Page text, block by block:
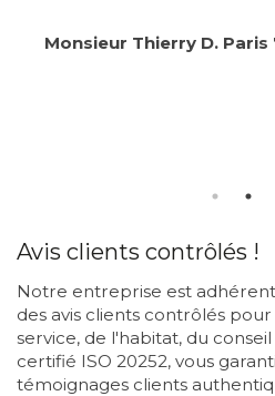
Monsieur Thierry D. Paris
Avis clients contrôlés !
Notre entreprise est
des avis clients contrôlés
service, de l'habitat, du
certifié ISO 20252, vous
témoignages clients